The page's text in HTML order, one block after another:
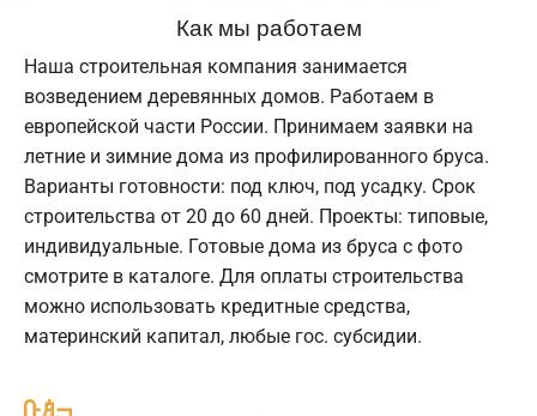
Как мы работаем
Наша строительная компания занимается
возведением деревянных домов. Работаем в
европейской части России. Принимаем заявки на
летние и зимние дома из профилированного бруса.
Варианты готовности: под ключ, под усадку. Срок
строительства от 20 до 60 дней. Проекты: типовые,
индивидуальные. Готовые дома из бруса с фото
смотрите в каталоге. Для оплаты строительства
можно использовать кредитные средства,
материнский капитал, любые гос. субсидии.